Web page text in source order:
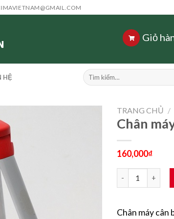
Giỏ
HỆ
Tìm
kiếm:
TRANG CHỦ /
Chân
160,000₫
Chân máy cân
Chân máy cân